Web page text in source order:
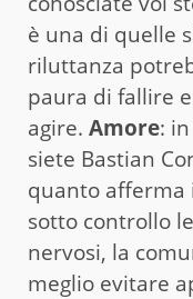
è una di quelle
riluttanza
paura di fallire
agire. Amore:
siete Bastian
quanto afferma
sotto controllo
nervosi, la
meglio evitare